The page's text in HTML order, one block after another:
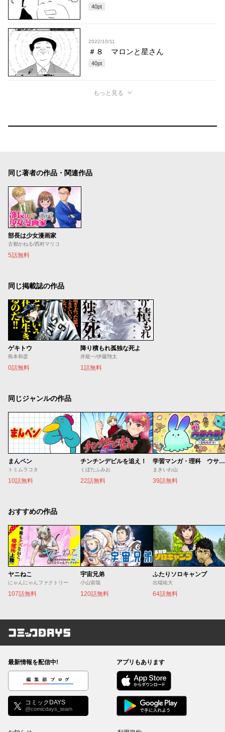
40pt
2022/10/11
＃８ マロンと星さん
40pt
もっと見る
同じ著者の作品・関連作品
部長は少女漫画家
古都かねる/西村マリコ
5話無料
同じ掲載誌の作品
ゲキトウ
島本和彦
0話無料
降り積もれ孤独な死よ
井龍一/伊藤翔太
1話無料
同じジャンルの作品
まんペン
トミムラコタ
10話無料
チンチンデビルを追え！
くぼたふみお
22話無料
学習マンガ・理科 ウサウサ！
まきいわ山
39話無料
おすすめの作品
ヤニねこ
にゃんにゃんファクトリー
107話無料
宇宙兄弟
小山宙哉
120話無料
ふたりソロキャンプ
出端祐大
64話無料
コミックDAYS
最新情報を配信中!
編集部ブログ
コミックDAYS
@comicdays_team
アプリもあります